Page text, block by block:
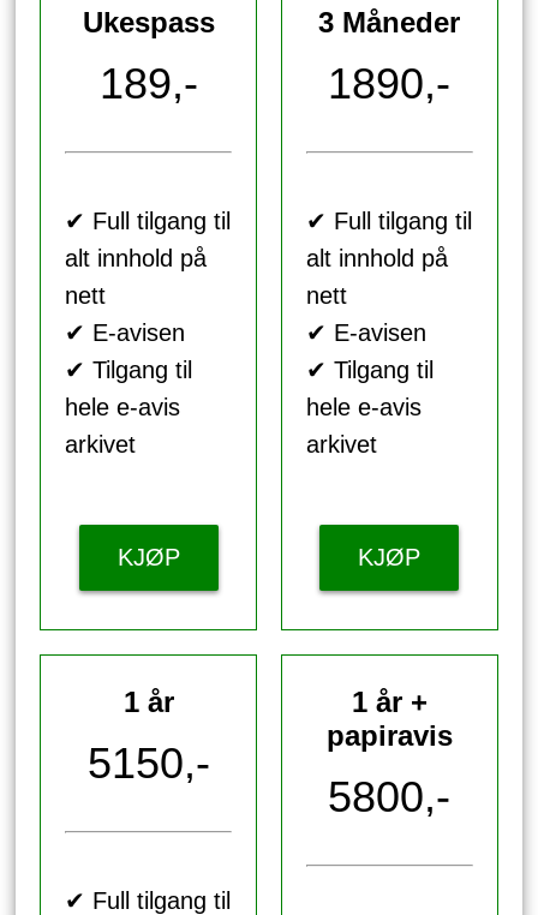
Ukespass
189,-
✔ Full tilgang til
alt innhold på
nett
✔ E-avisen
✔ Tilgang til
hele e-avis
arkivet
KJØP
3 Måneder
1890,-
✔ Full tilgang til
alt innhold på
nett
✔ E-avisen
✔ Tilgang til
hele e-avis
arkivet
KJØP
1 år
5150,-
✔ Full tilgang til
1 år +
papiravis
5800,-